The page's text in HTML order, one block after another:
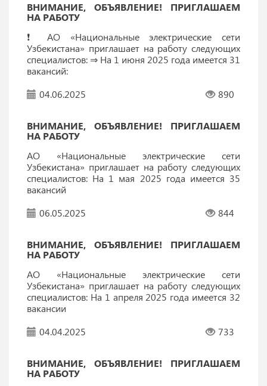
ВНИМАНИЕ, ОБЪЯВЛЕНИЕ! ПРИГЛАШАЕМ
НА РАБОТУ
❗️ АО «Национальные электрические сети
Узбекистана» приглашает на работу следующих
специалистов: ⇒ На 1 июня 2025 года имеется 31
вакансий:
04.06.2025
890
ВНИМАНИЕ, ОБЪЯВЛЕНИЕ! ПРИГЛАШАЕМ
НА РАБОТУ
АО «Национальные электрические сети
Узбекистана» приглашает на работу следующих
специалистов: На 1 мая 2025 года имеется 35
вакансий
06.05.2025
844
ВНИМАНИЕ, ОБЪЯВЛЕНИЕ! ПРИГЛАШАЕМ
НА РАБОТУ
АО «Национальные электрические сети
Узбекистана» приглашает на работу следующих
специалистов: На 1 апреля 2025 года имеется 32
вакансии
04.04.2025
733
ВНИМАНИЕ, ОБЪЯВЛЕНИЕ! ПРИГЛАШАЕМ
НА РАБОТУ